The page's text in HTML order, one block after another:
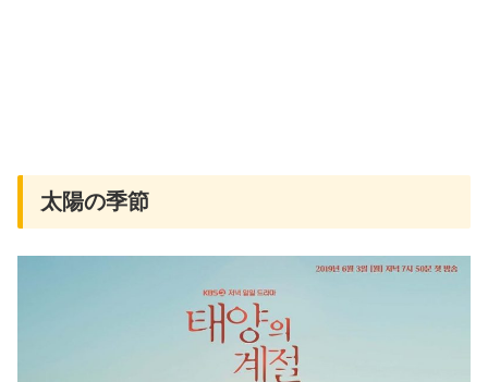
太陽の季節